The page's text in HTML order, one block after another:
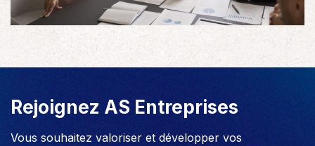
Rejoignez AS Entreprises
Vous souhaitez valoriser et développer vos